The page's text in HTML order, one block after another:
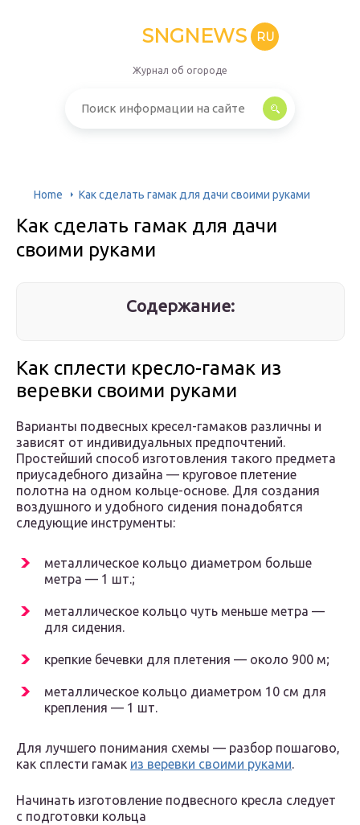
SNGNEWS RU
Журнал об огороде
Home Как сделать гамак для дачи своими руками
Как сделать гамак для дачи
своими руками
Содержание:
Как сплести кресло-гамак из
веревки своими руками
Варианты подвесных кресел-гамаков различны и
зависят от индивидуальных предпочтений.
Простейший способ изготовления такого предмета
приусадебного дизайна — круговое плетение
полотна на одном кольце-основе. Для создания
воздушного и удобного сидения понадобятся
следующие инструменты:
металлическое кольцо диаметром больше
метра — 1 шт.;
металлическое кольцо чуть меньше метра —
для сидения.
крепкие бечевки для плетения — около 900 м;
металлическое кольцо диаметром 10 см для
крепления — 1 шт.
Для лучшего понимания схемы — разбор пошагово,
как сплести гамак из веревки своими руками.
Начинать изготовление подвесного кресла следует
с подготовки кольца